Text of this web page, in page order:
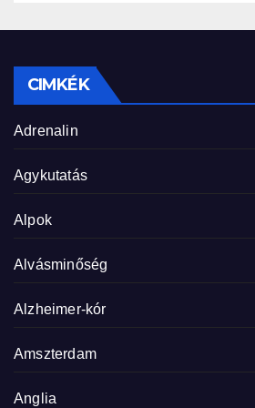
CIMKÉK
Adrenalin
Agykutatás
Alpok
Alvásminőség
Alzheimer-kór
Amszterdam
Anglia